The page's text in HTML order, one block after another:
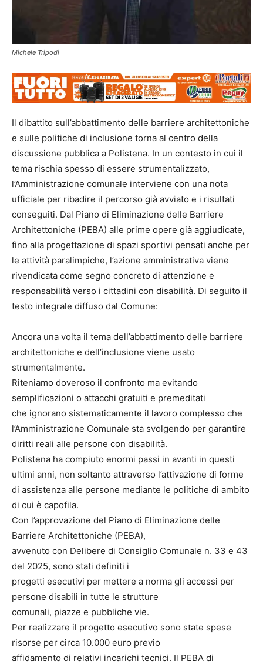
Michele Tripodi
Il dibattito sull’abbattimento delle barriere architettoniche
e sulle politiche di inclusione torna al centro della
discussione pubblica a Polistena. In un contesto in cui il
tema rischia spesso di essere strumentalizzato,
l’Amministrazione comunale interviene con una nota
ufficiale per ribadire il percorso già avviato e i risultati
conseguiti. Dal Piano di Eliminazione delle Barriere
Architettoniche (PEBA) alle prime opere già aggiudicate,
fino alla progettazione di spazi sportivi pensati anche per
le attività paralimpiche, l’azione amministrativa viene
rivendicata come segno concreto di attenzione e
responsabilità verso i cittadini con disabilità. Di seguito il
testo integrale diffuso dal Comune:
Ancora una volta il tema dell’abbattimento delle barriere
architettoniche e dell’inclusione viene usato
strumentalmente.
Riteniamo doveroso il confronto ma evitando
semplificazioni o attacchi gratuiti e premeditati
che ignorano sistematicamente il lavoro complesso che
l’Amministrazione Comunale sta svolgendo per garantire
diritti reali alle persone con disabilità.
Polistena ha compiuto enormi passi in avanti in questi
ultimi anni, non soltanto attraverso l’attivazione di forme
di assistenza alle persone mediante le politiche di ambito
di cui è capofila.
Con l’approvazione del Piano di Eliminazione delle
Barriere Architettoniche (PEBA),
avvenuto con Delibere di Consiglio Comunale n. 33 e 43
del 2025, sono stati definiti i
progetti esecutivi per mettere a norma gli accessi per
persone disabili in tutte le strutture
comunali, piazze e pubbliche vie.
Per realizzare il progetto esecutivo sono state spese
risorse per circa 10.000 euro previo
affidamento di relativi incarichi tecnici. Il PEBA di